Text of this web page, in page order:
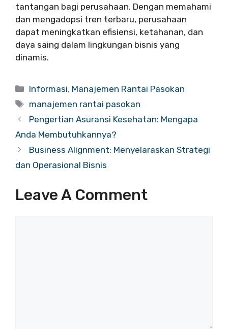
tantangan bagi perusahaan. Dengan memahami
dan mengadopsi tren terbaru, perusahaan
dapat meningkatkan efisiensi, ketahanan, dan
daya saing dalam lingkungan bisnis yang
dinamis.
Categories
Informasi, Manajemen Rantai Pasokan
Tags
manajemen rantai pasokan
Pengertian Asuransi Kesehatan: Mengapa
Anda Membutuhkannya?
Business Alignment: Menyelaraskan Strategi
dan Operasional Bisnis
Leave A Comment